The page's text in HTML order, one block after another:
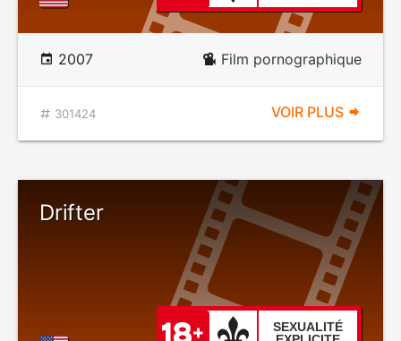
2007 Film pornographique
301424 VOIR PLUS
Drifter
SEXUALITÉ